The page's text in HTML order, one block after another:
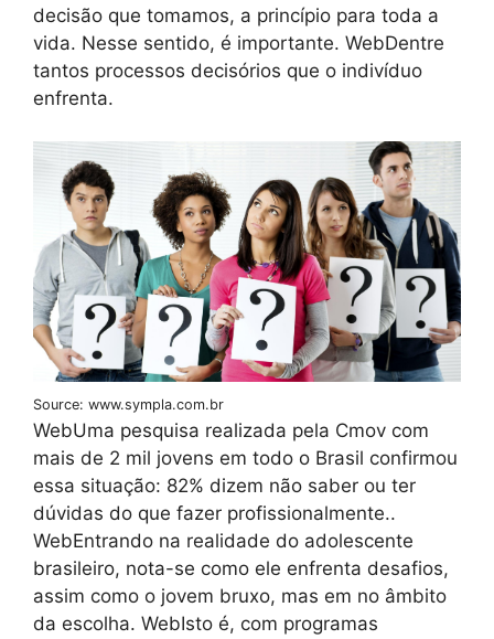
decisão que tomamos, a princípio para toda a
vida. Nesse sentido, é importante. WebDentre
tantos processos decisórios que o indivíduo
enfrenta.
Source: www.sympla.com.br
WebUma pesquisa realizada pela Cmov com
mais de 2 mil jovens em todo o Brasil confirmou
essa situação: 82% dizem não saber ou ter
dúvidas do que fazer profissionalmente..
WebEntrando na realidade do adolescente
brasileiro, nota-se como ele enfrenta desafios,
assim como o jovem bruxo, mas em no âmbito
da escolha. WebIsto é, com programas